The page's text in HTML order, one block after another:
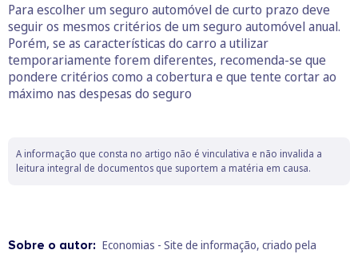
Para escolher um seguro automóvel de curto prazo deve
seguir os mesmos critérios de um seguro automóvel anual.
Porém, se as características do carro a utilizar
temporariamente forem diferentes, recomenda-se que
pondere critérios como a cobertura e que tente cortar ao
máximo nas despesas do seguro
A informação que consta no artigo não é vinculativa e não invalida a
leitura integral de documentos que suportem a matéria em causa.
Sobre o autor: Economias - Site de informação, criado pela